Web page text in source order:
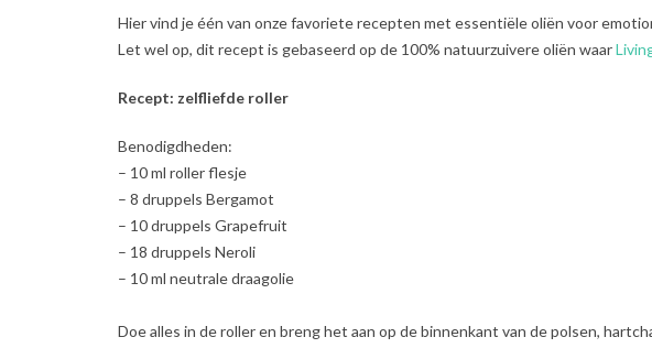
Hier vind je één van onze favoriete recepten met essentiële oliën voor
Let wel op, dit recept is gebaseerd op de 100% natuurzuivere oliën waar
Recept: zelfliefde roller
Benodigdheden:
– 10 ml roller flesje
– 8 druppels Bergamot
– 10 druppels Grapefruit
– 18 druppels Neroli
– 10 ml neutrale draagolie
Doe alles in de roller en breng het aan op de binnenkant van de polsen,